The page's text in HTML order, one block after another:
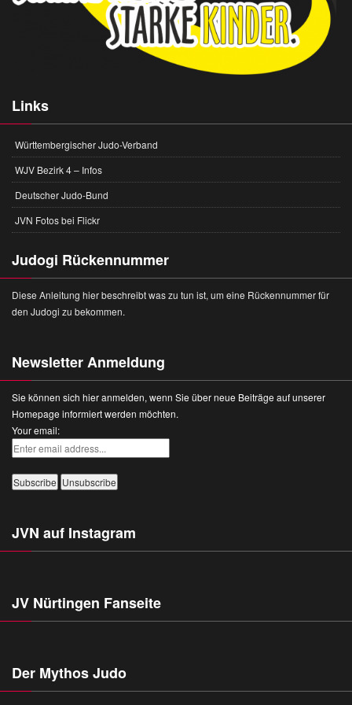
Links
Württembergischer Judo-Verband
WJV Bezirk 4 – Infos
Deutscher Judo-Bund
JVN Fotos bei Flickr
Judogi Rückennummer
Diese Anleitung hier beschreibt was zu tun ist, um eine Rückennummer für
den Judogi zu bekommen.
Newsletter Anmeldung
Sie können sich hier anmelden, wenn Sie über neue Beiträge auf unserer
Homepage informiert werden möchten.
Your email:
JVN auf Instagram
JV Nürtingen Fanseite
Der Mythos Judo